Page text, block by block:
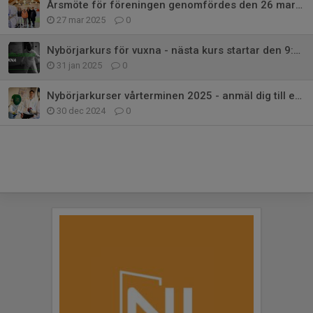
Årsmöte för föreningen genomfördes den 26 mars 2025
27 mar 2025 0
Nybörjarkurs för vuxna - nästa kurs startar den 9:e mars
31 jan 2025 0
Nybörjarkurser vårterminen 2025 - anmäl dig till ett prova-på-pass
30 dec 2024 0